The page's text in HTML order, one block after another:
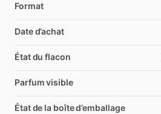
Format
Date d’achat
État du flacon
Parfum visible
État de la boîte d’emballage